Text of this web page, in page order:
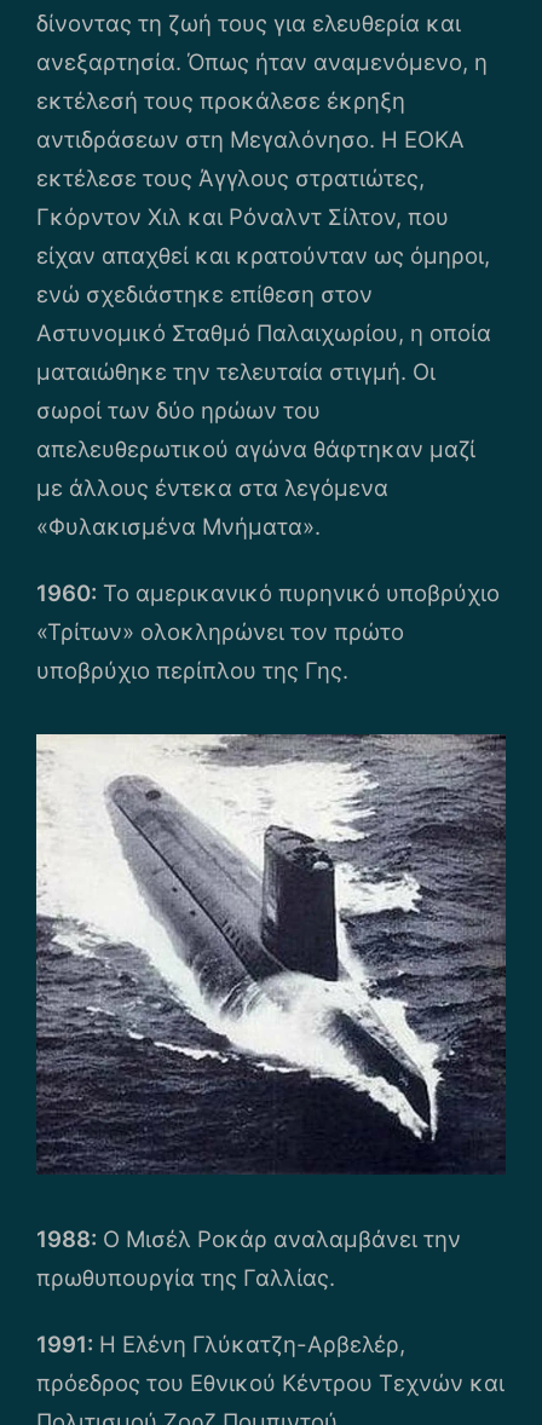
δίνοντας τη ζωή τους για ελευθερία και
ανεξαρτησία. Όπως ήταν αναμενόμενο, η
εκτέλεσή τους προκάλεσε έκρηξη
αντιδράσεων στη Μεγαλόνησο. Η ΕΟΚΑ
εκτέλεσε τους Άγγλους στρατιώτες,
Γκόρντον Χιλ και Ρόναλντ Σίλτον, που
είχαν απαχθεί και κρατούνταν ως όμηροι,
ενώ σχεδιάστηκε επίθεση στον
Αστυνομικό Σταθμό Παλαιχωρίου, η οποία
ματαιώθηκε την τελευταία στιγμή. Οι
σωροί των δύο ηρώων του
απελευθερωτικού αγώνα θάφτηκαν μαζί
με άλλους έντεκα στα λεγόμενα
«Φυλακισμένα Μνήματα».
1960: Το αμερικανικό πυρηνικό υποβρύχιο
«Τρίτων» ολοκληρώνει τον πρώτο
υποβρύχιο περίπλου της Γης.
1988: Ο Μισέλ Ροκάρ αναλαμβάνει την
πρωθυπουργία της Γαλλίας.
1991: Η Ελένη Γλύκατζη-Αρβελέρ,
πρόεδρος του Εθνικού Κέντρου Τεχνών και